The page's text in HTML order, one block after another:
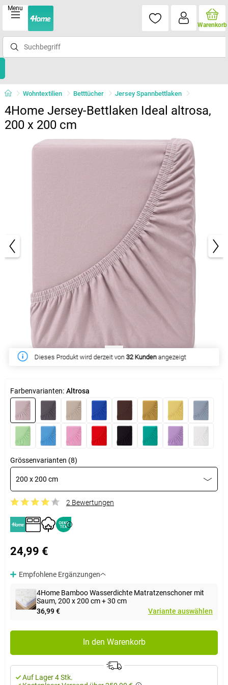
Menu
Warenkorb
Wohntextilien Betttücher Jersey Spannbettlaken
4Home Jersey-Bettlaken Ideal altrosa,
200 x 200 cm
Diese Woche haben264 Kundengekauft
Farbenvarianten: Altrosa
Grössenvarianten (8)
200 x 200 cm
2 Bewertungen
24,99 €
Empfohlene Ergänzungen
4Home Bamboo Wasserdichte Matratzenschoner mit
Saum, 200 x 200 cm + 30 cm
36,99 €
Variante auswählen
In den Warenkorb
Auf Lager 4 Stk.